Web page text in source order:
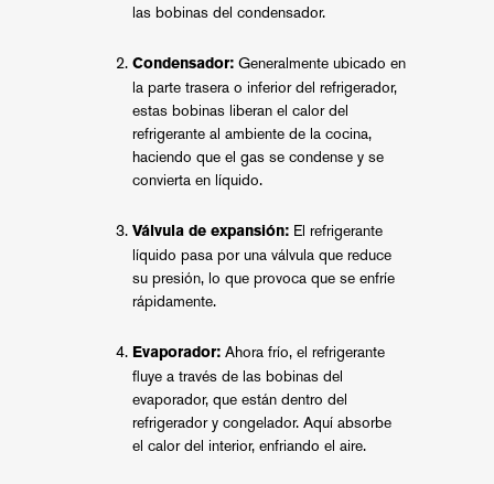
las bobinas del condensador.
Condensador: Generalmente ubicado en
la parte trasera o inferior del refrigerador,
estas bobinas liberan el calor del
refrigerante al ambiente de la cocina,
haciendo que el gas se condense y se
convierta en líquido.
Válvula de expansión: El refrigerante
líquido pasa por una válvula que reduce
su presión, lo que provoca que se enfríe
rápidamente.
Evaporador: Ahora frío, el refrigerante
fluye a través de las bobinas del
evaporador, que están dentro del
refrigerador y congelador. Aquí absorbe
el calor del interior, enfriando el aire.